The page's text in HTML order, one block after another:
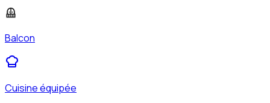
Balcon
Cuisine équipée